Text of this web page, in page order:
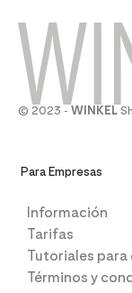
© 2023 - WINKEL
Para Empresas
Información
Tarifas
Tutoriales para
Términos y